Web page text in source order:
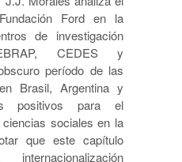
Ford en la
de investigación
CEDES y
período de las
Brasil, Argentina y
positivos para el
sociales en la
que este capítulo